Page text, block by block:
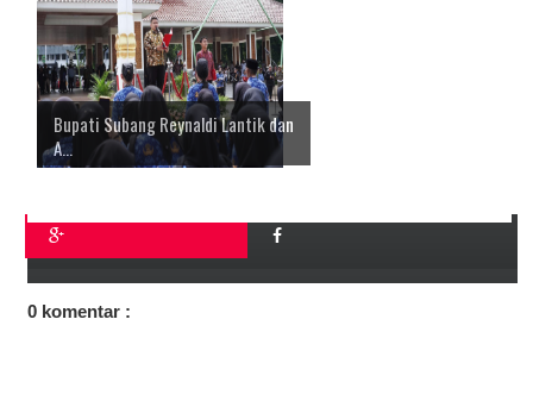
Bupati Subang Reynaldi Lantik dan
A...
0 komentar :